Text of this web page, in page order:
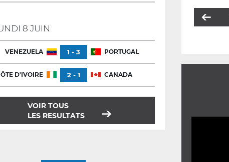
8 JUIN
VENEZUELA 1 - 3 PORTUGAL
D'IVOIRE 2 - 1 CANADA
VOIR TOUS
LES RESULTATS